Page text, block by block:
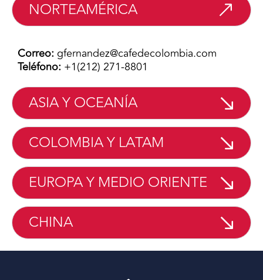
NORTEAMÉRICA
Correo:gfernandez@cafedecolombia.com
Teléfono: +1(212) 271-8801
ASIA Y OCEANÍA
COLOMBIA Y LATAM
EUROPA Y MEDIO ORIENTE
CHINA